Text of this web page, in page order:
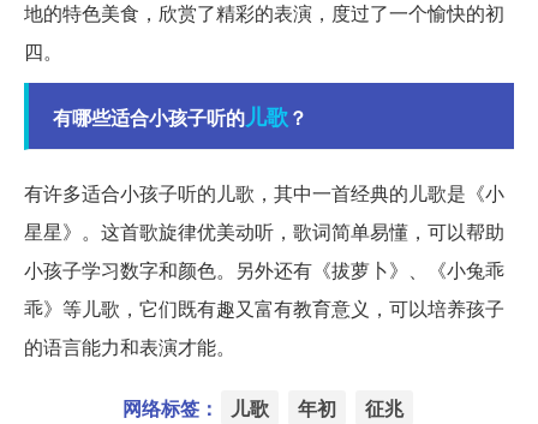
地的特色美食，欣赏了精彩的表演，度过了一个愉快的初
四。
有哪些适合小孩子听的儿歌？
有许多适合小孩子听的儿歌，其中一首经典的儿歌是《小
星星》。这首歌旋律优美动听，歌词简单易懂，可以帮助
小孩子学习数字和颜色。另外还有《拔萝卜》、《小兔乖
乖》等儿歌，它们既有趣又富有教育意义，可以培养孩子
的语言能力和表演才能。
网络标签： 儿歌 年初 征兆